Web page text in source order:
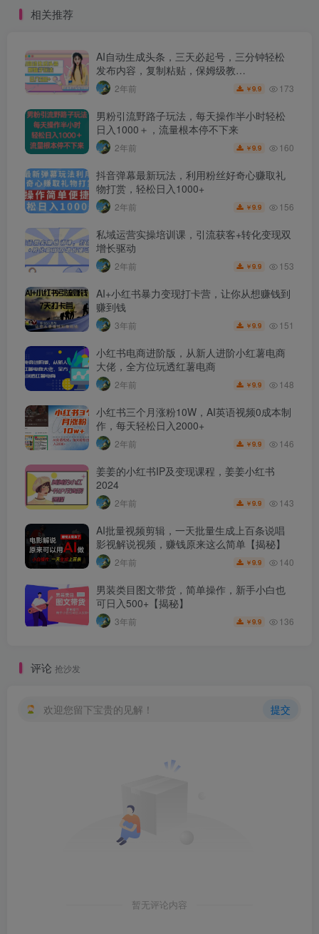
相关推荐
AI自动生成头条，三天必起号，三分钟轻松
发布内容，复制粘贴，保姆级教…
2年前 ￥9.9 173
男粉引流野路子玩法，每天操作半小时轻松
日入1000＋，流量根本停不下来
2年前 ￥9.9 160
抖音弹幕最新玩法，利用粉丝好奇心赚取礼
物打赏，轻松日入1000+
2年前 ￥9.9 156
私域运营实操培训课，引流获客+转化变现双
增长驱动
2年前 ￥9.9 153
AI+小红书暴力变现打卡营，让你从想赚钱到
赚到钱
3年前 ￥9.9 151
小红书电商进阶版，从新人进阶小红薯电商
大佬，全方位玩透红薯电商
2年前 ￥9.9 148
小红书三个月涨粉10W，AI英语视频0成本制
作，每天轻松日入2000+
2年前 ￥9.9 146
姜姜的小红书IP及变现课程，姜姜小红书
2024
2年前 ￥9.9 143
AI批量视频剪辑，一天批量生成上百条说唱
影视解说视频，赚钱原来这么简单【揭秘】
2年前 ￥9.9 140
男装类目图文带货，简单操作，新手小白也
可日入500+【揭秘】
3年前 ￥9.9 136
评论 抢沙发
欢迎您留下宝贵的见解！ 提交
暂无评论内容